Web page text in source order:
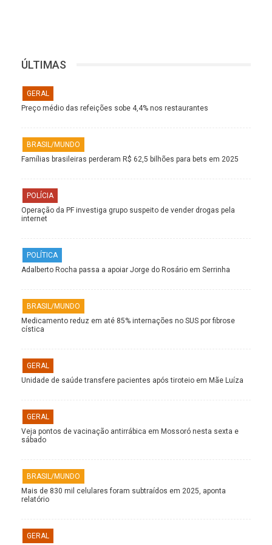
ÚLTIMAS
GERAL
Preço médio das refeições sobe 4,4% nos restaurantes
BRASIL/MUNDO
Famílias brasileiras perderam R$ 62,5 bilhões para bets em 2025
POLÍCIA
Operação da PF investiga grupo suspeito de vender drogas pela
internet
POLÍTICA
Adalberto Rocha passa a apoiar Jorge do Rosário em Serrinha
BRASIL/MUNDO
Medicamento reduz em até 85% internações no SUS por fibrose
cística
GERAL
Unidade de saúde transfere pacientes após tiroteio em Mãe Luíza
GERAL
Veja pontos de vacinação antirrábica em Mossoró nesta sexta e
sábado
BRASIL/MUNDO
Mais de 830 mil celulares foram subtraídos em 2025, aponta
relatório
GERAL